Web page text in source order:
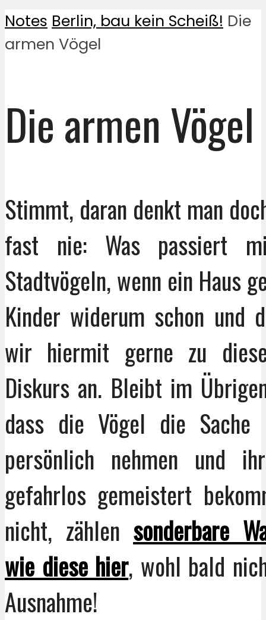
Notes Berlin, bau kein Scheiß! Die
armen Vögel
Die armen Vögel
Stimmt, daran denkt man
fast nie: Was passiert
Stadtvögeln, wenn ein Haus
Kinder widerum schon und
wir hiermit gerne zu
Diskurs an. Bleibt im
dass die Vögel die Sache
persönlich nehmen und
gefahrlos gemeistert
nicht, zählen sonderbare
wie diese hier, wohl bald
Ausnahme!